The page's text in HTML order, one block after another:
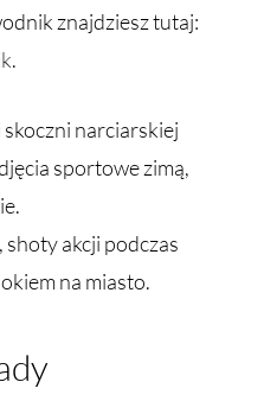
znajdziesz tutaj:
.
narciarskiej
sportowe zimą,
akcji podczas
na miasto.